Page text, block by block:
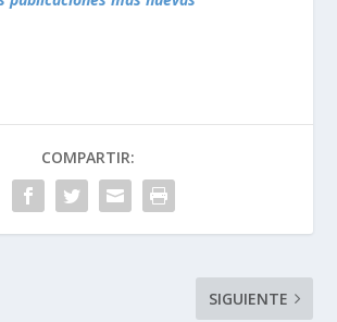
COMPARTIR:
SIGUIENTE